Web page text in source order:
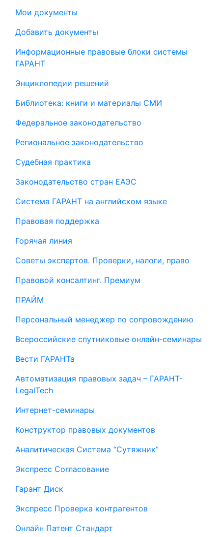
Мои документы
Добавить документы
Информационные правовые блоки системы
ГАРАНТ
Энциклопедии решений
Библиотека: книги и материалы СМИ
Федеральное законодательство
Региональное законодательство
Судебная практика
Законодательство стран ЕАЭС
Система ГАРАНТ на английском языке
Правовая поддержка
Горячая линия
Советы экспертов. Проверки, налоги, право
Правовой консалтинг. Премиум
ПРАЙМ
Персональный менеджер по сопровождению
Всероссийские спутниковые онлайн-семинары
Вести ГАРАНТа
Автоматизация правовых задач – ГАРАНТ-
LegalTech
Интернет-семинары
Конструктор правовых документов
Аналитическая Система “Сутяжник”
Экспресс Согласование
Гарант Диск
Экспресс Проверка контрагентов
Онлайн Патент Стандарт